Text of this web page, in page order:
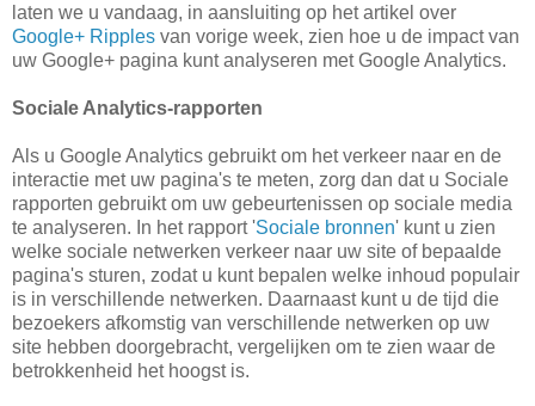
laten we u vandaag, in aansluiting op het artikel over
Google+ Ripples van vorige week, zien hoe u de impact van
uw Google+ pagina kunt analyseren met Google Analytics.
Sociale Analytics-rapporten
Als u Google Analytics gebruikt om het verkeer naar en de
interactie met uw pagina's te meten, zorg dan dat u Sociale
rapporten gebruikt om uw gebeurtenissen op sociale media
te analyseren. In het rapport 'Sociale bronnen' kunt u zien
welke sociale netwerken verkeer naar uw site of bepaalde
pagina's sturen, zodat u kunt bepalen welke inhoud populair
is in verschillende netwerken. Daarnaast kunt u de tijd die
bezoekers afkomstig van verschillende netwerken op uw
site hebben doorgebracht, vergelijken om te zien waar de
betrokkenheid het hoogst is.